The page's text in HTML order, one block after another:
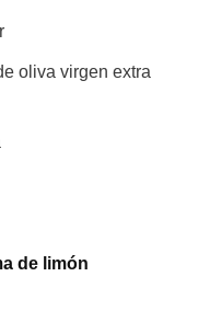
oliva virgen extra
de limón